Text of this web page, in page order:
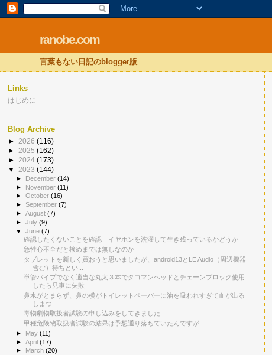
ranobe.com
言葉もない日記のblogger版
Links
はじめに
Blog Archive
► 2026 (116)
► 2025 (162)
► 2024 (173)
▼ 2023 (144)
► December(14)
► November(11)
►October(16)
►September(7)
►August(7)
►July(9)
▼June(7)
確認したくないことを確認 イヤホンを洗濯して生き残っているかどうか
急性心不全だと検めまでは無しなのか
タブレットを新しく買おうと思いましたが、android13とLE Audio（周辺機器
含む）待ちとい...
単管パイプでなく適当な丸太３本でタコマンヘッドとチェーンブロック使用
したら見事に失敗
鼻水がとまらず、鼻の横がトイレットペーパーに油を吸われすぎて血が出る
しまつ
毒物劇物取扱者試験の申し込みをしてきました
甲種危険物取扱者試験の結果は予想通り落ちていたんですが……
► May(11)
►April(17)
►
March(20)